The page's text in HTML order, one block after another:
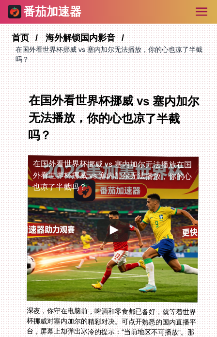
番茄加速器
首页 海外解锁国内影音
在国外看世界杯挪威 vs 塞内加尔无法播放，你的心也凉了半截
吗？
在国外看世界杯挪威 vs 塞内加尔
无法播放，你的心也凉了半截
吗？
在国外看世界杯挪威 vs 塞内加尔无法播放在国
外看世界杯挪威 vs 塞内加尔无法播放，你的心
也凉了半截吗？
深夜，你守在电脑前，啤酒和零食都已备好，就等着世界
杯挪威对塞内加尔的精彩对决。可点开熟悉的国内直播平
台，屏幕上却弹出冰冷的提示：“当前地区不可播放”。那
一刻的沮丧，相信每个在海外想看欧洲杯、NBA的球迷都
懂。我们想念的不仅是比赛，更是那份熟悉的、充满激情
的中文解说，是那种与国内亲友同步欢呼的归属感。问题
出在哪里？很简单，就是“地区版权限制”。国内平台的服
务只面向中国大陆IP，一旦你身处海外，网络就被一道无
形的墙隔开。但别急，解决方案的核心，就是找到一个靠
谱的“回国加速器”，它能帮你把网络IP“伪装”回国内，轻
松绕过这道屏障。这篇文章，就是为你量身打造的终极实